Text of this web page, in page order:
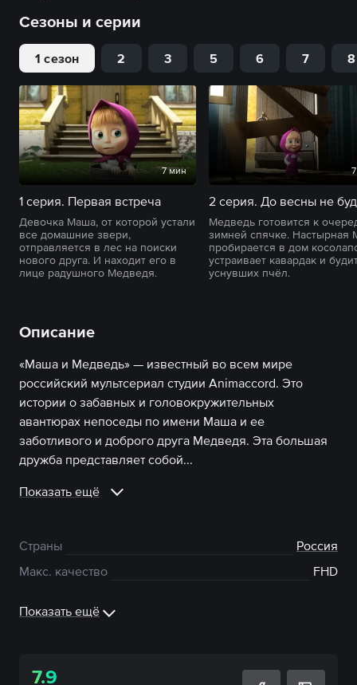
Сезоны и серии
1 сезон 2 3 5 6 7 8
7 мин
1 серия. Первая встреча
Девочка Маша, от которой устали
все домашние звери,
отправляется в лес на поиски
нового друга. И находит его в
лице радушного Медведя.
2 серия. До весны не
Медведь готовится к
зимней спячке. Настырная
пробирается в дом
устраивает кавардак и
уснувших пчёл.
Описание
«Маша и Медведь» — известный во всем мире
российский мультсериал студии Animaccord. Это
истории о забавных и головокружительных
авантюрах непоседы по имени Маша и ее
заботливого и доброго друга Медведя. Эта большая
дружба представляет собой...
Показать ещё
Страны
Россия
Макс. качество
FHD
Показать ещё
7.9